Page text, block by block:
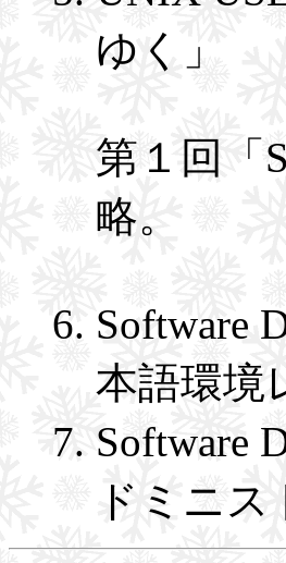
ゆく」
第１回「
略。
Software
本語環境
Software
ドミニ